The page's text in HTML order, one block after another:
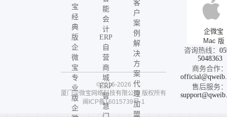
宝
经
典
版
企
微
宝
专
业
版
企
能
会
计
ERP
自
营
商
城
ERP
智
慧
客
户
案
例
解
决
方
案
代
理
加
盟
企微宝
Mac 版
咨询热线：
5048363
商务合作：
售后服务：
©2016-2026
厦门企微宝网络科技有限公司 版权所有
闽ICP备16015739号-1